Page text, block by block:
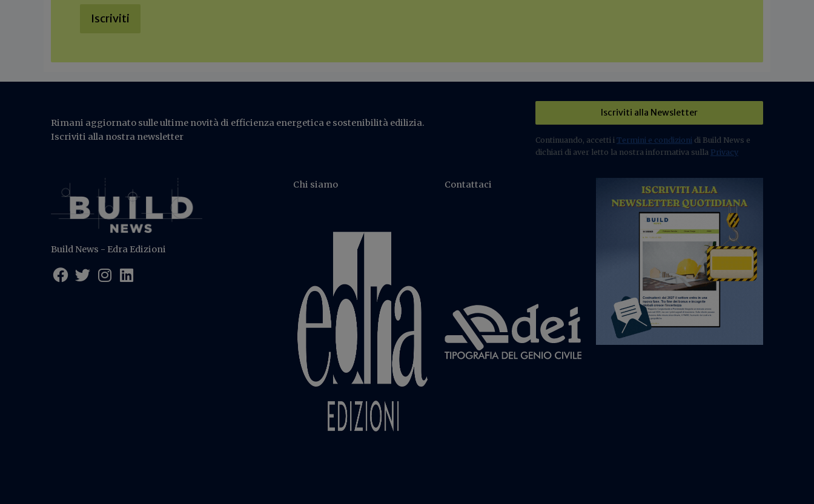
Iscriviti
Rimani aggiornato sulle ultime novità di efficienza energetica e sostenibilità edilizia.
Iscriviti alla nostra newsletter
Iscriviti alla Newsletter
Continuando, accetti i Termini e condizioni di Build News e
dichiari di aver letto la nostra informativa sulla Privacy
Build News - Edra Edizioni
Chi siamo Contattaci